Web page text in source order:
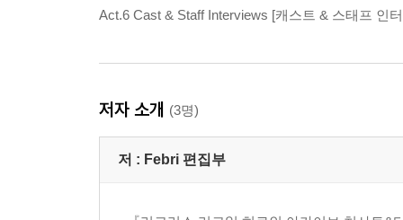
Act.6 Cast & Staff Interviews [캐스트 & 스태프 인
저자 소개 (3명)
저 : Febri 편집부